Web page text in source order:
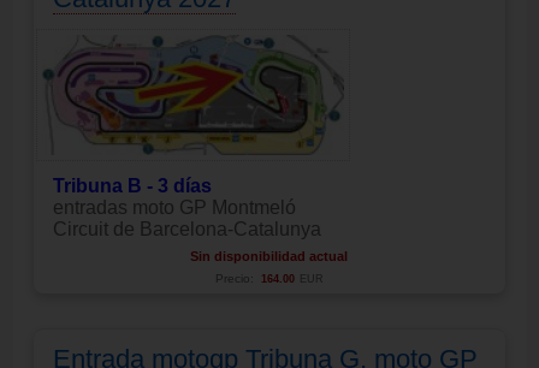
Tribuna B - 3 días
entradas moto GP Montmeló
Circuit de Barcelona-Catalunya
Sin disponibilidad actual
Precio: 164.00 EUR
Entrada motogp Tribuna G, moto GP